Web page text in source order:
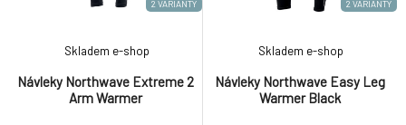
2 VARIANTY
Návleky Northwave Extreme 2
Arm Warmer
Skladem e-shop
2 VARIANTY
Návleky Northwave Easy Leg
Warmer Black
Skladem e-shop